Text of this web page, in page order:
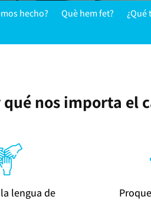
hecho? Què hem fet? ¿Qué
qué nos importa el
lengua de